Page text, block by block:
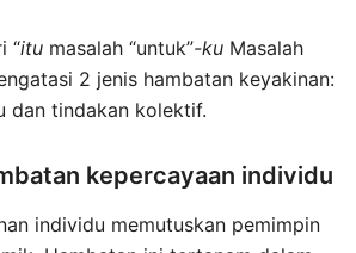
“itu masalah “untuk”-ku Masalah
2 jenis hambatan keyakinan:
dan tindakan kolektif.
kepercayaan individu
individu memutuskan pemimpin